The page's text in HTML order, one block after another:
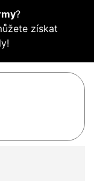
?
získat